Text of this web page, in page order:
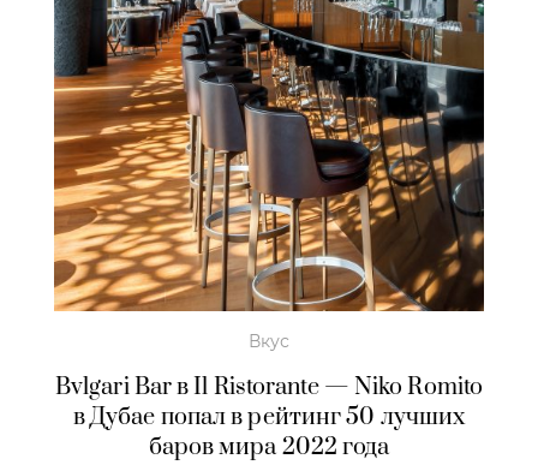
Вкус
Bvlgari Bar в Il Ristorante — Niko Romito
в Дубае попал в рейтинг 50 лучших
баров мира 2022 года